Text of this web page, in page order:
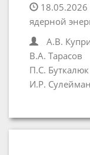
18.05.2026
ядерной
А.В.
В.А. Тарасов
П.С. Буткалюк
И.Р.